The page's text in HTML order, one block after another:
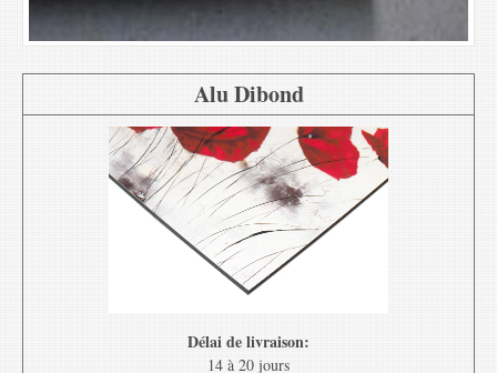
Alu Dibond
Délai de livraison:
14 à 20 jours